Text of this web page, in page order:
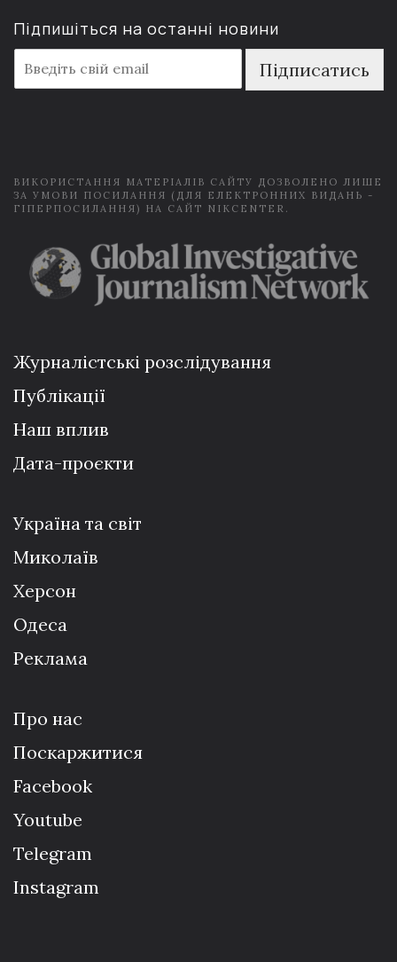
Підпишіться на останні новини
m
a
Підписатись
ВИКОРИСТАННЯ МАТЕРІАЛІВ САЙТУ ДОЗВОЛЕНО ЛИШЕ
ЗА УМОВИ ПОСИЛАННЯ (ДЛЯ ЕЛЕКТРОННИХ ВИДАНЬ -
ГІПЕРПОСИЛАННЯ) НА САЙТ NIKCENTER.
Журналістські розслідування
Публікації
Наш вплив
Дата-проєкти
Україна та світ
Миколаїв
Херсон
Одеса
Реклама
Про нас
Поскаржитися
Facebook
Youtube
Telegram
Instagram